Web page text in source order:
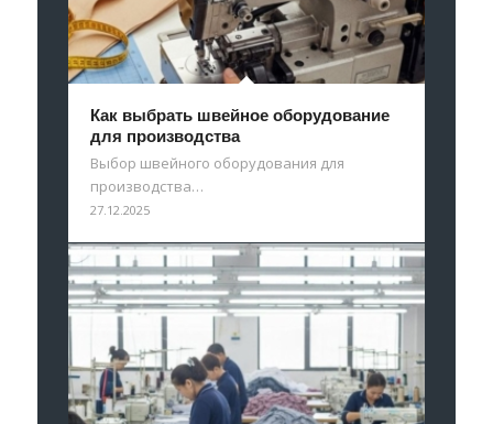
Как выбрать швейное оборудование
для производства
Выбор швейного оборудования для
производства…
27.12.2025